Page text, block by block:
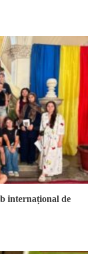
internațional de